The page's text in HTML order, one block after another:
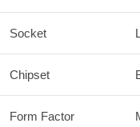
Socket
Chipset
Form Factor